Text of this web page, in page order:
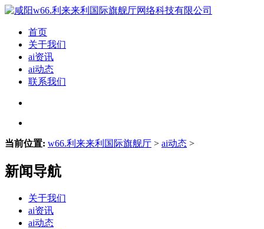
首页
关于我们
ai资讯
ai动态
联系我们
当前位置: w66.利来来利国际旗舰厅 > ai动态 >
新闻导航
关于我们
ai资讯
ai动态